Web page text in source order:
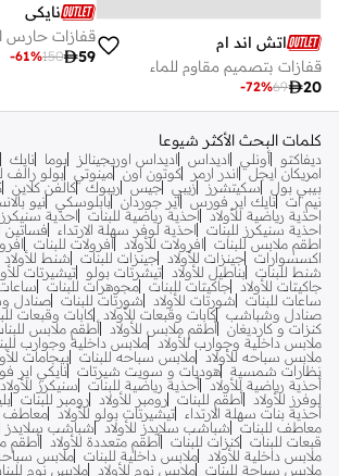
اتش اند ام
قفازات بتصميم مقاوم للماء
20
69
-72%
نايكي
59
150
-61%
كلمات البحث الأكثر شيوعا
ديفاكتو أونلي اديداس اديداس اوريجينالز بوما نايك
امريكان ايجل
اندر ارمر كوتون اون مينوتي بولو رالف
بيبي بول
سكيتشرز زيبي جيس ريبوك كالفن كلاين
نيم ات نايك اير فورس اير جوردان بابلوسكي نيو
احذية رياضية للأولاد
احذية رياضية للبنات
احذية سنيكرز
احذية سنيكرز للبنات
احذية لوفر سهلة الارتداء
فساتين
اطقم ملابس للبنات
افرولات للأولاد افرولات للبنات
اكسسوارات جينزات للأولاد جينزات للبنات شنط للأولاد
شنط للبنات بناطيل للأولاد تيشرتات بولو تيشيرتات
جاكيتات للأولاد جاكيتات للبنات مجوهرات للبنات
ساعات
ساعات للبنات
شورتات للأولاد شورتات للبنات صنادل
صنادل وشباشب كابات وقبعات للأولاد كابات وقبعات
كنزات و كارديغان أطقم ملابس للأولاد أطقم ملابس
ملابس داخلية وجوارب للأولاد ملابس داخلية وجوارب
ملابس سباحه للأولاد ملابس سباحه للبنات بيجامات
نظارات شمسية هوديات و سويت شيرتات نايكي اير
أحذية رياضية للأولاد أحذية رياضية للبنات سنيكرز للأولاد
لوفرز للأولاد أطقم للبنات رومبر للأولاد رومبر للبنات
أحذية بنات سهلة الارتداء تيشيرتات بولو للأولاد معاطف
معاطف للبنات
شباشب سلايدز للأولاد شباشب سلايدز
قبعات للبنات كنزات للبنات أطقم متعددة للأولاد أطقم
ملابس داخلية للأولاد ملابس داخلية للبنات ملابس سباحة
ملابس سباحة للبنات ملابس نوم للأولاد ملابس نوم